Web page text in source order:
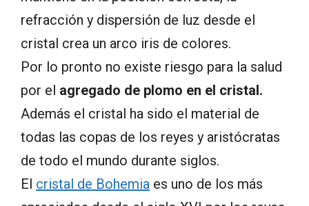
refracción y dispersión de luz desde el
cristal crea un arco iris de colores.
Por lo pronto no existe riesgo para la salud
por el agregado de plomo en el cristal.
Además el cristal ha sido el material de
todas las copas de los reyes y aristócratas
de todo el mundo durante siglos.
El cristal de Bohemia es uno de los más